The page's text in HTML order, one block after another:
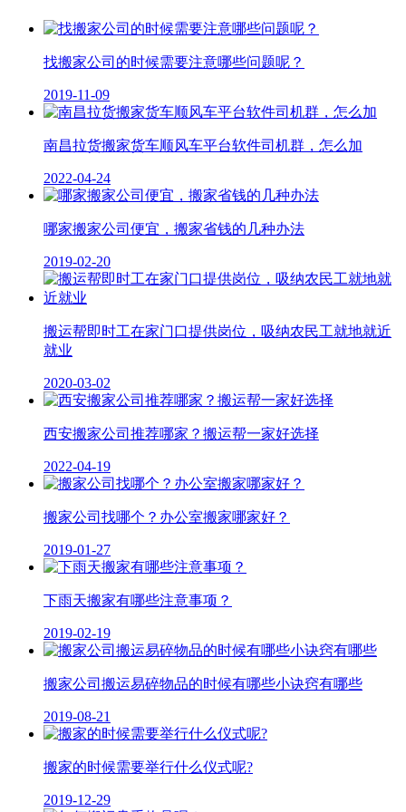
找搬家公司的时候需要注意哪些问题呢？
2019-11-09
南昌拉货搬家货车顺风车平台软件司机群，怎么加
2022-04-24
哪家搬家公司便宜，搬家省钱的几种办法
2019-02-20
搬运帮即时工在家门口提供岗位，吸纳农民工就地就近
就业
2020-03-02
西安搬家公司推荐哪家？搬运帮一家好选择
2022-04-19
搬家公司找哪个？办公室搬家哪家好？
2019-01-27
下雨天搬家有哪些注意事项？
2019-02-19
搬家公司搬运易碎物品的时候有哪些小诀窍有哪些
2019-08-21
搬家的时候需要举行什么仪式呢?
2019-12-29